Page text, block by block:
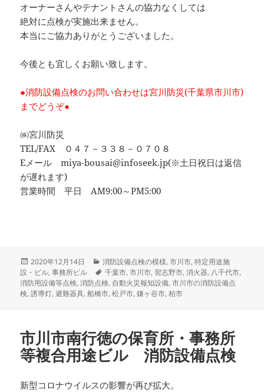
オーナーさんやテナントさんの協力なくしては
絶対に点検が実施出来ません。
本当にご協力ありがとうございました。
今後とも宜しくお願い致します。
●消防設備点検のお問い合わせは宮川防災(千葉県市川市)
までどうぞ●
㈱宮川防災
TEL/FAX ０４７－３３８－０７０８
Eメール miya-bousai@infoseek.jp(※土日祝日は返信
が遅れます)
営業時間 平日 AM9:00～PM5:00
投
稿
日:
2020年12月14日
カ
テ
ゴ
リ
消防設備点検の模様,市川市,特定用途施
設・ビル,事務所ビル
タ
グ
千葉市,市川市,習志野市,消火器, 八千代市,
消防用設備等点検,消防点検, 自動火災報知設備,市川市の消防設備点
検,誘導灯, 避難器具,船橋市,松戸市,鎌ヶ谷市,柏市
市川市南行徳の保育所・事務所
等複合用途ビル 消防設備点検
新型コロナウイルスの影響が再び拡大。